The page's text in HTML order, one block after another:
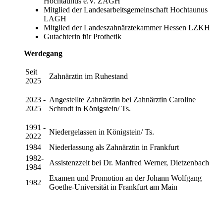
Mitglied der Landesarbeitsgemeinschaft Hochtaunus
LAGH
Mitglied der Landeszahnärztekammer Hessen LZKH
Gutachterin für Prothetik
Werdegang
Seit
2025
Zahnärztin im Ruhestand
2023 -
2025
Angestellte Zahnärztin bei Zahnärztin Caroline
Schrodt in Königstein/ Ts.
1991 -
2022
Niedergelassen in Königstein/ Ts.
1984
Niederlassung als Zahnärztin in Frankfurt
1982-
1984
Assistenzzeit bei Dr. Manfred Werner, Dietzenbach
1982
Examen und Promotion an der Johann Wolfgang
Goethe-Universität in Frankfurt am Main